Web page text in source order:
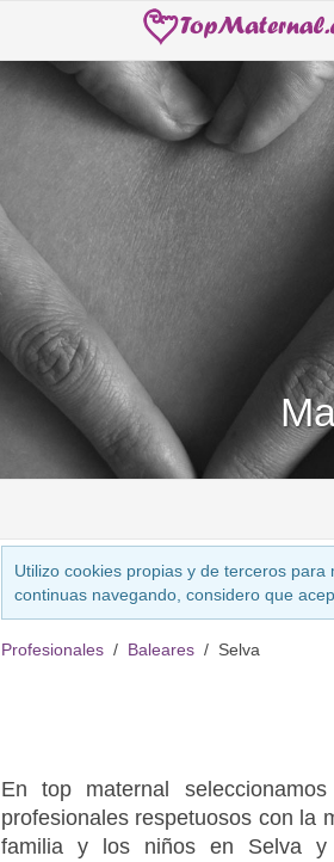
Utilizo cookies propias y de terceros
continuas navegando, considero que
Profesionales Baleares Selva
En top maternal
profesionales respetuosos con la
familia y los niños en Selva y